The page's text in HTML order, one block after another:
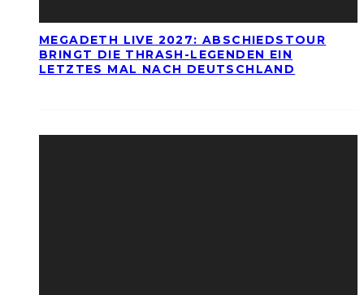
MEGADETH LIVE 2027: ABSCHIEDSTOUR
BRINGT DIE THRASH-LEGENDEN EIN
LETZTES MAL NACH DEUTSCHLAND